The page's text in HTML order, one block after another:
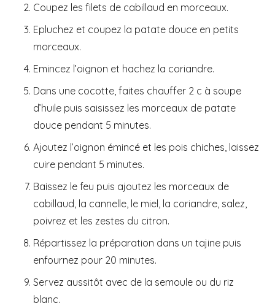
Coupez les filets de cabillaud en morceaux.
Epluchez et coupez la patate douce en petits
morceaux.
Emincez l’oignon et hachez la coriandre.
Dans une cocotte, faites chauffer 2 c à soupe
d’huile puis saisissez les morceaux de patate
douce pendant 5 minutes.
Ajoutez l’oignon émincé et les pois chiches, laissez
cuire pendant 5 minutes.
Baissez le feu puis ajoutez les morceaux de
cabillaud, la cannelle, le miel, la coriandre, salez,
poivrez et les zestes du citron.
Répartissez la préparation dans un tajine puis
enfournez pour 20 minutes.
Servez aussitôt avec de la semoule ou du riz
blanc.